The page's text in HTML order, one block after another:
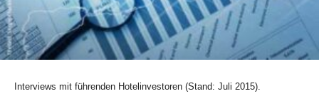
Interviews mit führenden Hotelinvestoren (Stand: Juli 2015).